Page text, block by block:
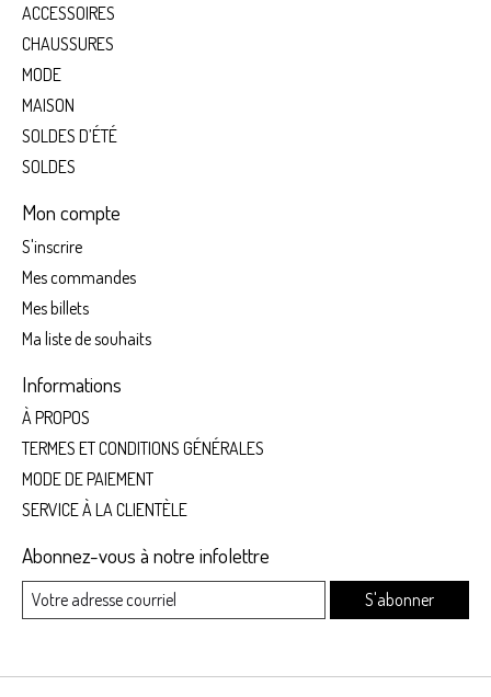
ACCESSOIRES
CHAUSSURES
MODE
MAISON
SOLDES D’ÉTÉ
SOLDES
Mon compte
S'inscrire
Mes commandes
Mes billets
Ma liste de souhaits
Informations
À PROPOS
TERMES ET CONDITIONS GÉNÉRALES
MODE DE PAIEMENT
SERVICE À LA CLIENTÈLE
Abonnez-vous à notre infolettre
S'abonner